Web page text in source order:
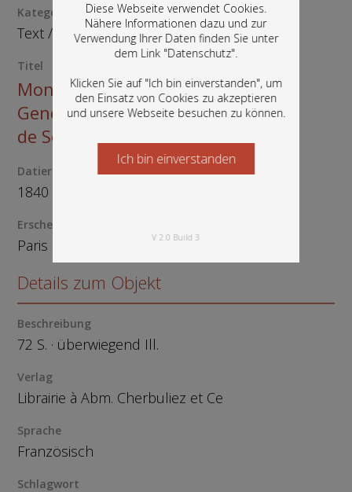
Diese Webseite verwendet Cookies.
Nähere Informationen dazu und zur
Verwendung Ihrer Daten finden Sie unter
dem Link "Datenschutz".
Klicken Sie auf "Ich bin einverstanden", um
den Einsatz von Cookies zu akzeptieren
und unsere Webseite besuchen zu können.
In diesem Portal finden Sie die digitalen
Bestände der Österreichischen
Nationalbibliothek: Bücher, Fotografien,
Grafiken und vieles mehr.
Ich bin einverstanden
Starten Sie jetzt
V 2.0 Build 3
Kategorie / Medientyp
Text/ Buch
Titel
Monsieur Pencil. Autographie à
Genève par l'Auteur. Litographie
de Schmid
Datierung
1840
Erscheinungsort
Paris
Details zum Objekt
Beschreibung
72 S. · überwiegend Ill.
Verlag
Librairie à Abm. Cherbuliez et Ce
Sprache
Französisch
Schlagwort